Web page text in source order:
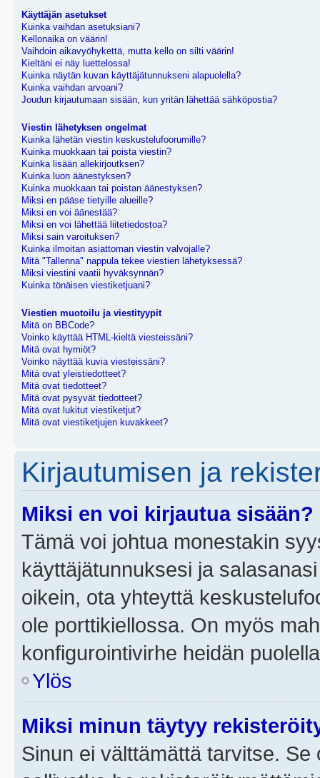
Käyttäjän asetukset
Kuinka vaihdan asetuksiani?
Kellonaika on väärin!
Vaihdoin aikavyöhykettä, mutta kello on silti väärin!
Kieltäni ei näy luettelossa!
Kuinka näytän kuvan käyttäjätunnukseni alapuolella?
Kuinka vaihdan arvoani?
Joudun kirjautumaan sisään, kun yritän lähettää sähköpostia?
Viestin lähetyksen ongelmat
Kuinka lähetän viestin keskustelufoorumille?
Kuinka muokkaan tai poista viestin?
Kuinka lisään allekirjoutksen?
Kuinka luon äänestyksen?
Kuinka muokkaan tai poistan äänestyksen?
Miksi en pääse tietyille alueille?
Miksi en voi äänestää?
Miksi en voi lähettää liitetiedostoa?
Miksi sain varoituksen?
Kuinka ilmoitan asiattoman viestin valvojalle?
Mitä "Tallenna" nappula tekee viestien lähetyksessä?
Miksi viestini vaatii hyväksynnän?
Kuinka tönäisen viestiketjuani?
Viestien muotoilu ja viestityypit
Mitä on BBCode?
Voinko käyttää HTML-kieltä viesteissäni?
Mitä ovat hymiöt?
Voinko näyttää kuvia viesteissäni?
Mitä ovat yleistiedotteet?
Mitä ovat tiedotteet?
Mitä ovat pysyvät tiedotteet?
Mitä ovat lukitut viestiketjut?
Mitä ovat viestiketjujen kuvakkeet?
Kirjautumisen ja
Miksi en voi kirjautua sisään?
Tämä voi johtua monestakin
käyttäjätunnuksesi ja
oikein, ota yhteyttä
ole porttikiellossa. On myös
konfigurointivirhe heidän
Ylös
Miksi minun täytyy
Sinun ei välttämättä tarvitse.